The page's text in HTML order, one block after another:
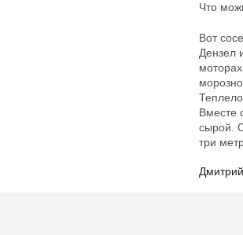
Что
Вот
Дензел
Вместе
сырой.
три